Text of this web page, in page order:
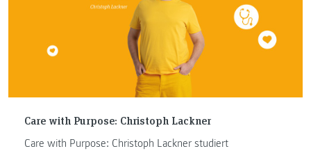
Care with Purpose: Christoph Lackner
Care with Purpose: Christoph Lackner studiert